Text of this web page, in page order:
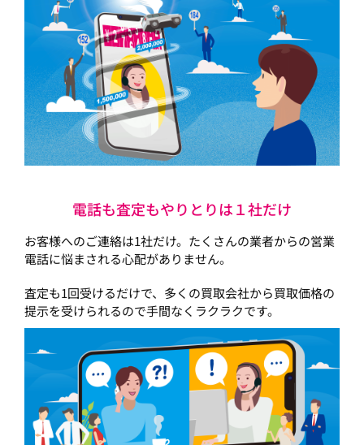
電話も査定もやりとりは１社だけ
お客様へのご連絡は1社だけ。たくさんの業者からの営業
電話に悩まされる心配がありません。
査定も1回受けるだけで、多くの買取会社から買取価格の
提示を受けられるので手間なくラクラクです。